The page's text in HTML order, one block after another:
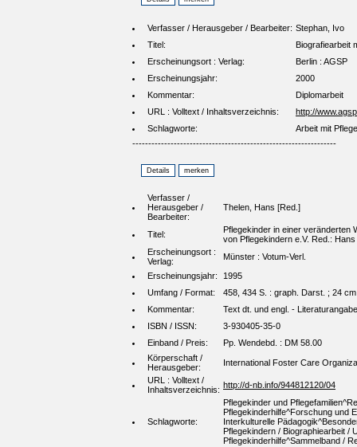
Verfasser / Herausgeber / Bearbeiter: Stephan, Ivo
Titel:
Biografiearbeit
Erscheinungsort : Verlag:
Berlin : AGSP
Erscheinungsjahr:
2000
Kommentar:
Diplomarbeit
URL : Volltext / Inhaltsverzeichnis:
http://
Schlagworte:
Arbeit mit
----------------------------------------------------------------
Verfasser /
Herausgeber /
Bearbeiter:
Thelen, Hans [Red.]
Titel:
Pflegekinder in einer veränderten
von Pflegekindern e.V. Red.:
Erscheinungsort :
Verlag:
Münster : Votum-Verl.
Erscheinungsjahr:
1995
Umfang / Format:
458, 434 S. : graph. Darst. ; 24 cm
Kommentar:
Text dt. und engl. -
ISBN / ISSN:
3-930405-35-0
Einband / Preis:
Pp. Wendebd. : DM 58.00
Körperschaft /
Herausgeber:
International Foster Care
URL : Volltext /
Inhaltsverzeichnis: http://d-nb.info/944812120/04
Schlagworte:
Pflegekinder und
Pflegekinderhilfe^Forschung und
Interkulturelle
Pflegekindern / Biographiearbeit /
Pflegekinderhilfe^Sammelband /